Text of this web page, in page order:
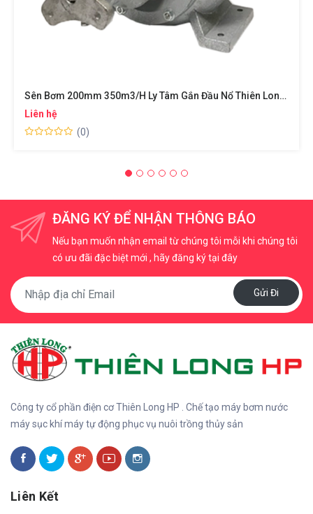
Sên Bơm 200mm 350m3/h Ly Tâm Gắn Đầu Nổ Thiên Long HP TL200 Máy Bơm Nước Hồ Cá Lưu Lượng Lớn Chống Úng Ngập Lụt
Liên hệ
(0)
ĐĂNG KÝ ĐỂ NHẬN THÔNG BÁO
Nếu bạn muốn nhận email từ chúng tôi mỗi khi chúng tôi
có ưu đãi đặc biệt mới , hãy đăng ký tại đây
Gửi Đi
Công ty cổ phần điện cơ Thiên Long HP . Chế tạo máy bơm nước
máy sục khí máy tự động phục vụ nuôi trồng thủy sản
Liên Kết